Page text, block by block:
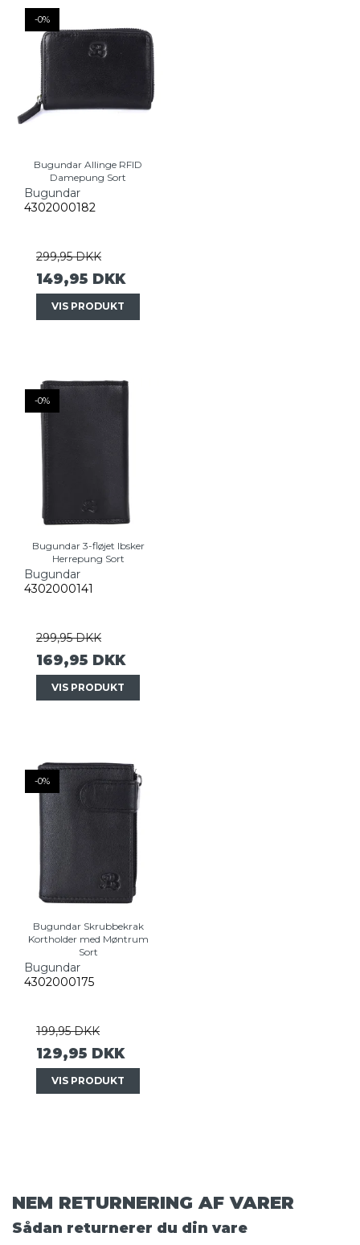
-0%
Bugundar Allinge RFID
Damepung Sort
Bugundar
4302000182
299,95 DKK
149,95 DKK
VIS PRODUKT
-0%
Bugundar 3-fløjet Ibsker
Herrepung Sort
Bugundar
4302000141
299,95 DKK
169,95 DKK
VIS PRODUKT
-0%
Bugundar Skrubbekrak
Kortholder med Møntrum
Sort
Bugundar
4302000175
199,95 DKK
129,95 DKK
VIS PRODUKT
NEM RETURNERING AF VARER
Sådan returnerer du din vare